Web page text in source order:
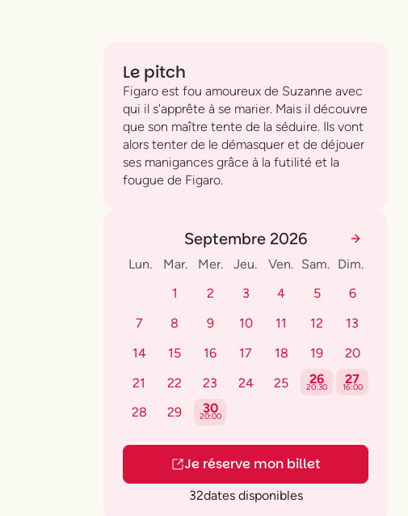
Le pitch
Figaro est fou amoureux de Suzanne avec
qui il s'apprête à se marier. Mais il découvre
que son maître tente de la séduire. Ils vont
alors tenter de le démasquer et de déjouer
ses manigances grâce à la futilité et la
fougue de Figaro.
Septembre 2026
Lun. Mar. Mer. Jeu. Ven. Sam. Dim.
1
2 3 4 5
6
7
8 9 10 11 12
13
14
15 16 17 18 19
20
21
22 23 24 25 26
20:30
27
16:00
28 29 30
20:00
Je réserve mon billet
32dates disponibles